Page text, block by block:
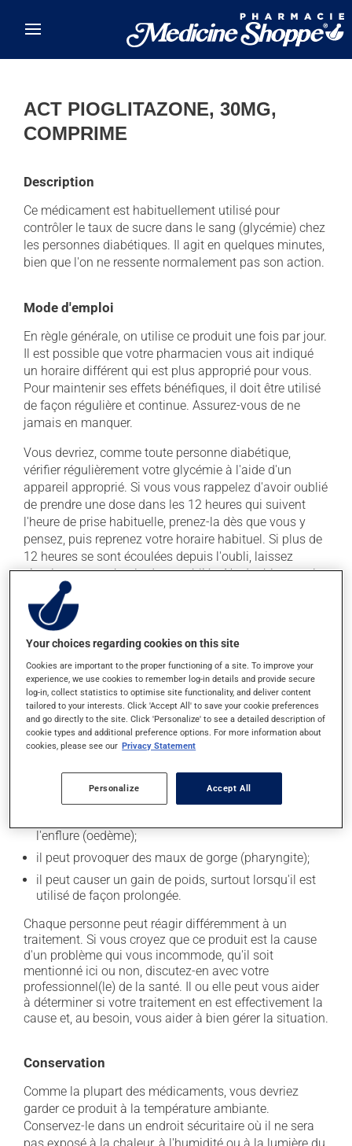
ACT PIOGLITAZONE, 30MG,
COMPRIME
Description
Ce médicament est habituellement utilisé pour
contrôler le taux de sucre dans le sang (glycémie) chez
les personnes diabétiques. Il agit en quelques minutes,
bien que l'on ne ressente normalement pas son action.
Mode d'emploi
En règle générale, on utilise ce produit une fois par jour.
Il est possible que votre pharmacien vous ait indiqué
un horaire différent qui est plus approprié pour vous.
Pour maintenir ses effets bénéfiques, il doit être utilisé
de façon régulière et continue. Assurez-vous de ne
jamais en manquer.
Vous devriez, comme toute personne diabétique,
vérifier régulièrement votre glycémie à l'aide d'un
appareil approprié. Si vous vous rappelez d'avoir oublié
de prendre une dose dans les 12 heures qui suivent
l'heure de prise habituelle, prenez-la dès que vous y
pensez, puis reprenez votre horaire habituel. Si plus de
12 heures se sont écoulées depuis l'oubli, laissez
simplement tomber la dose oubliée. Ne doublez pas la
dose suivante pour tenter de vous rattraper.
Ce médicament peut être pris avec ou sans nourriture,
sans égard aux repas ou aux collations.
Effets indésirables
En plus de ses effets recherchés, ce produit peut à
l'occasion entraîner certains effets indésirables (effets
secondaires), notamment :
il peut causer des maux de tête;
il peut causer des douleurs musculaires;
l'enflure (oedème);
il peut provoquer des maux de gorge (pharyngite);
il peut causer un gain de poids, surtout lorsqu'il est
utilisé de façon prolongée.
Chaque personne peut réagir différemment à un
traitement. Si vous croyez que ce produit est la cause
d'un problème qui vous incommode, qu'il soit
mentionné ici ou non, discutez-en avec votre
professionnel(le) de la santé. Il ou elle peut vous aider
à déterminer si votre traitement en est effectivement la
cause et, au besoin, vous aider à bien gérer la situation.
Conservation
Comme la plupart des médicaments, vous devriez
garder ce produit à la température ambiante.
Conservez-le dans un endroit sécuritaire où il ne sera
Your choices regarding cookies on this site
Cookies are important to the proper functioning of a site. To improve your
experience, we use cookies to remember log-in details and provide secure
log-in, collect statistics to optimise site functionality, and deliver content
tailored to your interests. Click 'Accept All' to save your cookie preferences
and go directly to the site. Click 'Personalize' to see a detailed description of
cookie types and additional preference options. For more information about
cookies, please see our Privacy Statement
Personalize Accept All